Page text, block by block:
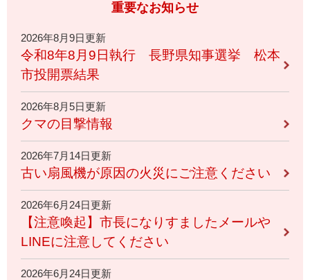
重要なお知らせ
2026年8月9日更新
令和8年8月9日執行 長野県知事選挙 松本
市投開票結果
2026年8月5日更新
クマの目撃情報
2026年7月14日更新
古い扇風機が原因の火災にご注意ください
2026年6月24日更新
【注意喚起】市長になりすましたメールや
LINEに注意してください
2026年6月24日更新